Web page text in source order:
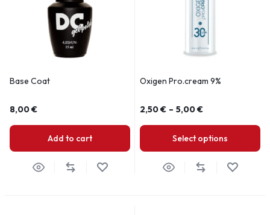
Base Coat
8,00€
Add to cart
Oxigen Pro.cream 9%
2,50€ – 5,00€
Select options